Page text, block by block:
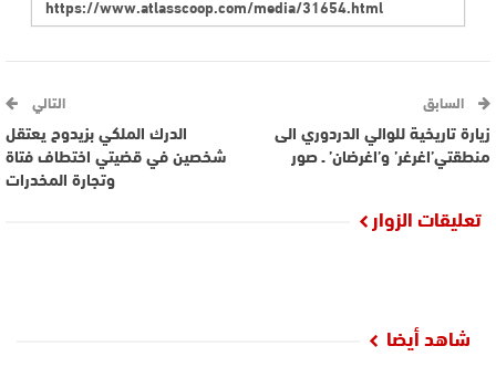
السابق
زيارة تاريخية للوالي الدردوري الى
منطقتي’اغرغر’ و’اغرضان’ ـ صور
التالي
الدرك الملكي بزيدوح يعتقل
شخصين في قضيتي اختطاف فتاة
وتجارة المخدرات
تعليقات الزوار
شاهد أيضا